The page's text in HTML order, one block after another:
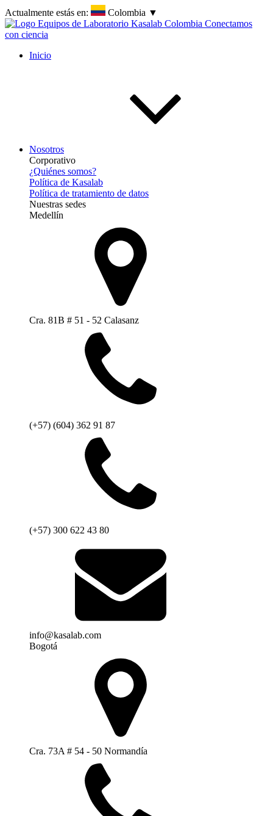
Actualmente estás en: Colombia ▼
Inicio
Nosotros
Corporativo
¿Quiénes somos?
Política de Kasalab
Política de tratamiento de datos
Nuestras sedes
Medellín
Cra. 81B # 51 - 52 Calasanz
(+57) (604) 362 91 87
(+57) 300 622 43 80
info@kasalab.com
Bogotá
Cra. 73A # 54 - 50 Normandía